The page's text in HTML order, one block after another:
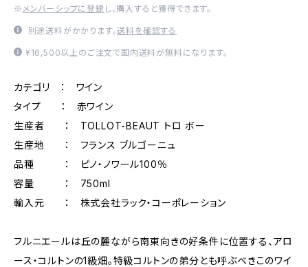
※ メンバーシップに登録 し、購入すると獲得できます。
別途送料がかかります。送料を確認する
¥16,500以上のご注文で国内送料が無料になります。
カテゴリ ： ワイン
タイプ ： 赤ワイン
生産者 ： TOLLOT-BEAUT トロ ボー
生産地 ： フランス ブルゴーニュ
品種 ： ピノ・ノワール100％
容量 ： 750ml
輸入元 ： 株式会社ラック・コーポレーション
フルニエールは丘の麓ながら南東向きの好条件に位置する、アロ
ース・コルトンの1級畑。特級コルトンの弟分とも呼ぶべきこのワイ